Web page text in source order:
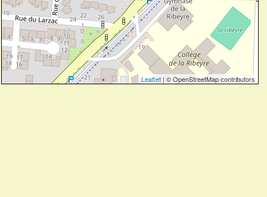
Leaflet | © OpenStreetMap contributors